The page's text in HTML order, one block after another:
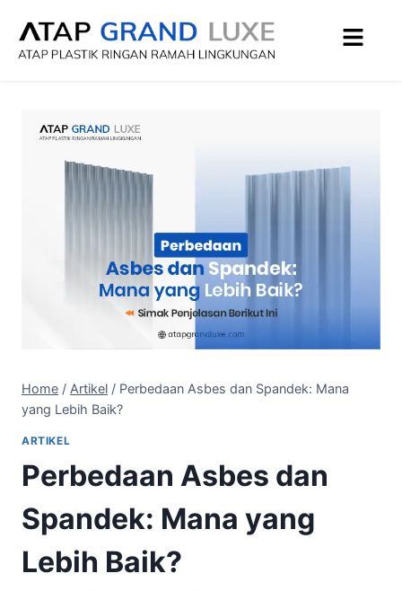
Home / Artikel / Perbedaan Asbes dan Spandek: Mana
yang Lebih Baik?
ARTIKEL
Perbedaan Asbes dan
Spandek: Mana yang
Lebih Baik?